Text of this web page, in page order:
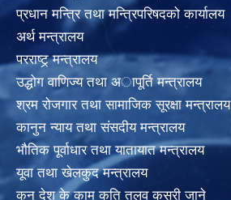
प्रधान मन्त्रि तथा मन्त्रिपरिषदको कार्यालय
अर्थ मन्त्रालय
परराष्ट्र् मन्त्रालय
उद्धोग वाणिज्य तथा अापूर्ति मन्त्रालय
श्रम रोजगार तथा सामाजिक सूरक्षा मन्त्रालय
कानुन न्याय तथा संसदीय मन्त्रालय
भाैतिक पूर्वाधार तथा यातायात मन्त्रालय
यूवा तथा खेलकुद मन्त्रालय
कुन देश के काम कति तलव कसरी जाने